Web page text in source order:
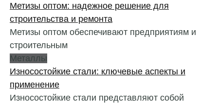
Метизы оптом: надежное решение для
строительства и ремонта
Метизы оптом обеспечивают предприятиям и
строительным
Металлы
Износостойкие стали: ключевые аспекты и
применение
Износостойкие стали представляют собой